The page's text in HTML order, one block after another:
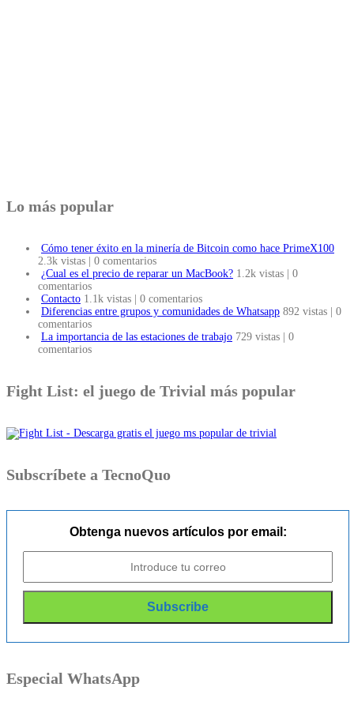
Lo más popular
Cómo tener éxito en la minería de Bitcoin como hace PrimeX100
2.3k vistas
0 comentarios
¿Cual es el precio de reparar un MacBook? 1.2k vistas
0
comentarios
Contacto 1.1k vistas
0 comentarios
Diferencias entre grupos y comunidades de Whatsapp 892 vistas
0
comentarios
La importancia de las estaciones de trabajo 729 vistas
0
comentarios
Fight List: el juego de Trivial más popular
Subscríbete a TecnoQuo
Obtenga nuevos artículos por email:
Especial WhatsApp